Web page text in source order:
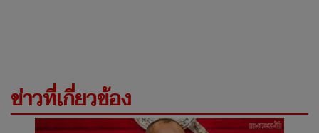
ข่าวที่เกี่ยวข้อง